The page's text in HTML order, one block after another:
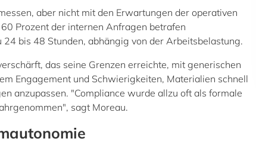
aber nicht mit den Erwartungen der operativen
Prozent der internen Anfragen betrafen
bis 48 Stunden, abhängig von der Arbeitsbelastung.
das seine Grenzen erreichte, mit generischen
Engagement und Schwierigkeiten, Materialien schnell
anzupassen. "Compliance wurde allzu oft als formale
sagt Moreau.